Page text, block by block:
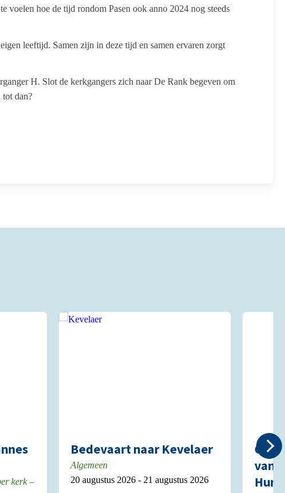
voelen hoe de tijd rondom Pasen ook anno 2024 nog steeds
leeftijd. Samen zijn in deze tijd en samen ervaren zorgt
H. Slot de kerkgangers zich naar De Rank begeven om
tot dan?
kerk –
Bedevaart naar Kevelaer
Algemeen
20 augustus 2026 - 21 augustus 2026
van